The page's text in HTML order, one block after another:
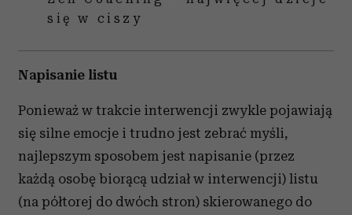
się w ciszy
Napisanie listu
Ponieważ w trakcie interwencji zwykle pojawiają
się silne emocje i trudno jest zebrać myśli,
najlepszym sposobem jest napisanie (przez
każdą osobę biorącą udział w interwencji) listu
(na półtorej do dwóch stron) skierowanego do